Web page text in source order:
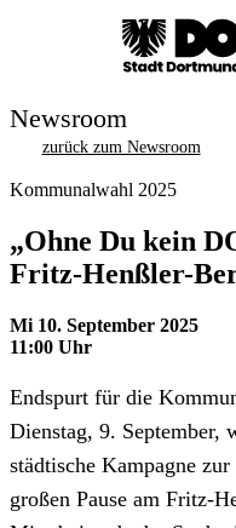
Newsroom
zurück zum Newsroom
Kommunalwahl 2025
„Ohne Du kein
Fritz-Henßler-
Mi 10. September 2025
11:00 Uhr
Endspurt für die
Dienstag, 9. September,
städtische Kampagne
großen Pause am Fritz-